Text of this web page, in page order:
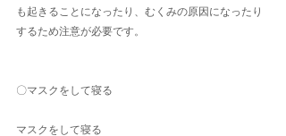
も起きることになったり、むくみの原因になったり
するため注意が必要です。
〇マスクをして寝る
マスクをして寝る